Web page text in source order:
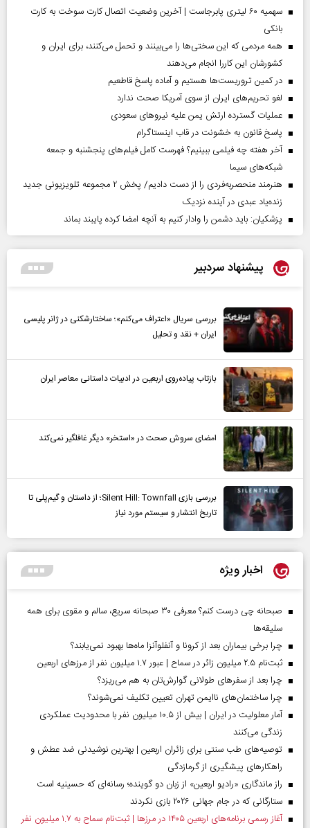
سهمیه ۶۰ لیتری پابرجاست | آخرین وضعیت اتصال کارت سوخت به کارت
بانکی
همه مردمی که این سختی‌ها را می‌بینند و تحمل می‌کنند، برای ایران و
کشورشان این کاررا انجام می‌دهند
در کمین تروریست‌ها هستیم و آماده پاسخ قاطعیم
لغو تحریم‌های ایران از سوی آمریکا صحت ندارد
عملیات گسترده ارتش یمن علیه نیروهای سعودی
پاسخ قانون به خشونت در قاب اینستاگرام
آخر هفته چه فیلمی ببینیم؟ فهرست کامل فیلم‌های پنجشنبه و جمعه
شبکه‌های سیما
هنرمند منحصر‌به‌فردی را از دست دادیم/ پخش ۲ مجموعه تلویزیونی جدید
زنده‌یاد عبدی در آینده نزدیک
پزشکیان: باید دشمن را وادار کنیم به آنچه امضا کرده پایبند بماند
پیشنهاد سردبیر
بررسی سریال «اعتراف می‌کنم»؛ ساختارشکنی در ژانر پلیسی
ایران + نقد و تحلیل
بازتاب پیاده‌روی اربعین در ادبیات داستانی معاصر ایران
امضای سروش صحت در «استخر» دیگر غافلگیر نمی‌کند
بررسی بازی Silent Hill: Townfall؛ از داستان و گیم‌پلی تا
تاریخ انتشار و سیستم مورد نیاز
اخبار ویژه
صبحانه چی درست کنم؟ معرفی ۳۰ صبحانه سریع، سالم و مقوی برای همه
سلیقه‌ها
چرا برخی بیماران بعد از کرونا و آنفلوآنزا ماه‌ها بهبود نمی‌یابند؟
ثبت‌نام ۲.۵ میلیون زائر در سماح | عبور ۱.۷ میلیون نفر از مرز‌های اربعین
چرا بعد از سفرهای طولانی گوارش‌تان به هم می‌ریزد؟
چرا ساختمان‌های ناایمن تهران تعیین تکلیف نمی‌شوند؟
آمار معلولیت در ایران | بیش از ۱۰.۵ میلیون نفر با محدودیت عملکردی
زندگی می‌کنند
توصیه‌های طب سنتی برای زائران اربعین | بهترین نوشیدنی ضد عطش و
راهکارهای پیشگیری از گرمازدگی
راز ماندگاری «رادیو اربعین» از زبان دو گوینده؛ رسانه‌ای که حسینیه است
ستارگانی که در جام جهانی ۲۰۲۶ بازی نکردند
آغاز رسمی برنامه‌های اربعین ۱۴۰۵ در مرز‌ها | ثبت‌نام سماح به ۱.۷ میلیون نفر